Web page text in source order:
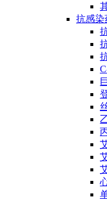
抗感染